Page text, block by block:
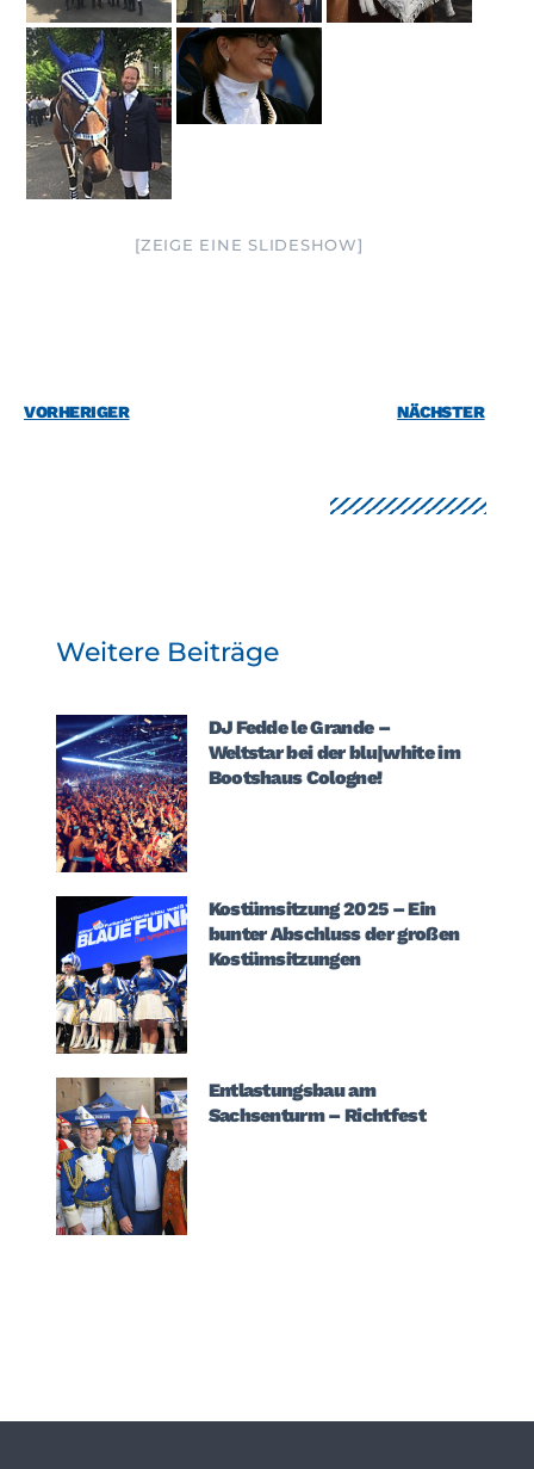
[ZEIGE EINE SLIDESHOW]
VORHERIGER NÄCHSTER
Weitere Beiträge
DJ Fedde le Grande –
Weltstar bei der blu|white im
Bootshaus Cologne!
Kostümsitzung 2025 – Ein
bunter Abschluss der großen
Kostümsitzungen
Entlastungsbau am
Sachsenturm – Richtfest